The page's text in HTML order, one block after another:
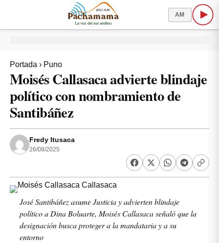
AM
Portada › Puno
Moisés Callasaca advierte blindaje
político con nombramiento de
Santibáñez
Fredy Itusaca
26/08/2025
José Santibáñez asume Justicia y advierten blindaje
político a Dina Boluarte, Moisés Callasaca señaló que la
designación busca proteger a la mandataria y a su
entorno